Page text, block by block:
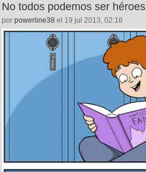
No todos podemos ser héroes
por powerline38 el 19 jul 2013, 02:16